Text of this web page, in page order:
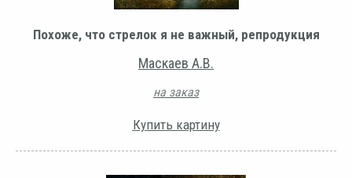
Похоже, что стрелок я не важный, репродукция
Маскаев А.В.
на заказ
Купить картину